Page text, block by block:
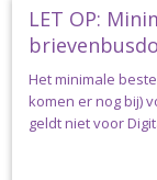
LET OP:
Het minimale
komen er nog bij)
geldt niet voor